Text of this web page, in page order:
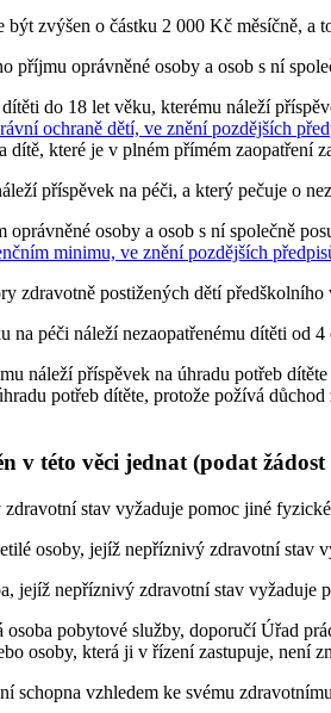
být zvýšen o částku 2 000 Kč měsíčně,
příjmu oprávněné osoby a osob s ní
do 18 let věku, kterému náleží
ochraně dětí, ve znění pozdějších
dítě, které je v plném přímém zaopatření
příspěvek na péči, a který pečuje o
oprávněné osoby a osob s ní společně
minimu, ve znění pozdějších
zdravotně postižených dětí předškolního
na péči náleží nezaopatřenému dítěti od
náleží příspěvek na úhradu potřeb
potřeb dítěte, protože požívá
v této věci jednat (podat žádost
stav vyžaduje pomoc jiné
osoby, jejíž nepříznivý zdravotní stav
jejíž nepříznivý zdravotní stav vyžaduje
pobytové služby, doporučí Úřad
osoby, která ji v řízení zastupuje, není
schopna vzhledem ke svému